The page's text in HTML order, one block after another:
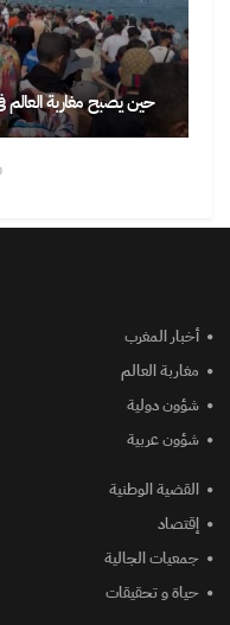
حين يصبح مغاربة
أخبار المغرب
مغاربة العالم
شؤون دولية
شؤون عربية
القضية الوطنية
إقتصاد
جمعيات الجالية
حياة و تحقيقات